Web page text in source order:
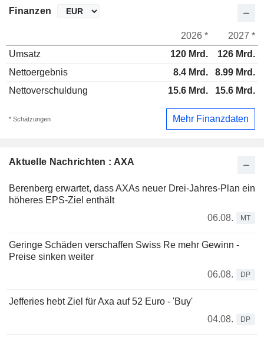
Aktuelle Nachrichten : AXA
Berenberg erwartet, dass AXAs neuer Drei-Jahres-Plan ein
höheres EPS-Ziel enthält
06.08.
MT
Geringe Schäden verschaffen Swiss Re mehr Gewinn -
Preise sinken weiter
06.08.
DP
Jefferies hebt Ziel für Axa auf 52 Euro - 'Buy'
04.08.
DP
Finanzen
2026 *
2027 *
Umsatz
120 Mrd.
126 Mrd.
Nettoergebnis
8.4 Mrd.
8.99 Mrd.
Nettoverschuldung
15.6 Mrd. 15.6 Mrd.
* Schätzungen Mehr Finanzdaten